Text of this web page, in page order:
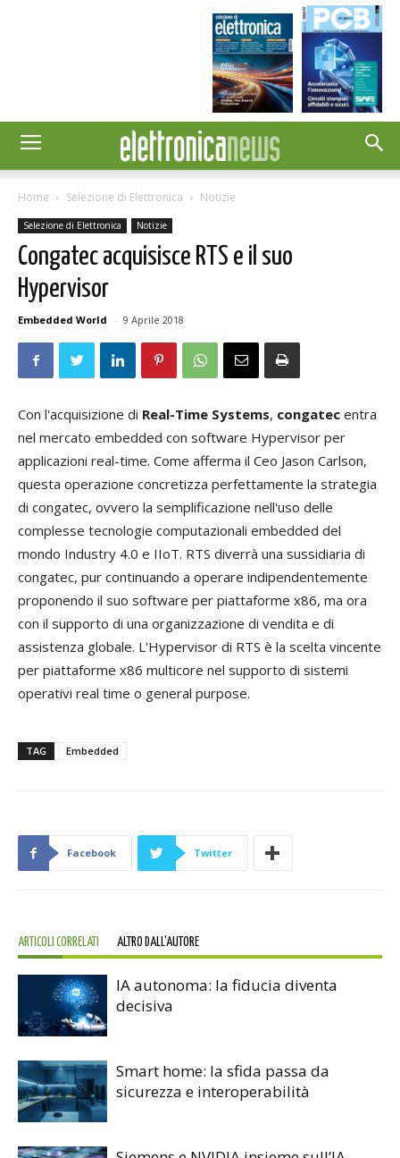
Home Selezione di Elettronica Notizie
Selezione di Elettronica Notizie
Congatec acquisisce RTS e il suo
Hypervisor
Embedded World - 9 Aprile 2018
Con l'acquisizione di Real-Time Systems, congatec entra
nel mercato embedded con software Hypervisor per
applicazioni real-time. Come afferma il Ceo Jason Carlson,
questa operazione concretizza perfettamente la strategia
di congatec, ovvero la semplificazione nell'uso delle
complesse tecnologie computazionali embedded del
mondo Industry 4.0 e IIoT. RTS diverrà una sussidiaria di
congatec, pur continuando a operare indipendentemente
proponendo il suo software per piattaforme x86, ma ora
con il supporto di una organizzazione di vendita e di
assistenza globale. L'Hypervisor di RTS è la scelta vincente
per piattaforme x86 multicore nel supporto di sistemi
operativi real time o general purpose.
TAG Embedded
Facebook Twitter
ARTICOLI CORRELATI ALTRO DALL'AUTORE
IA autonoma: la fiducia diventa
decisiva
Smart home: la sfida passa da
sicurezza e interoperabilità